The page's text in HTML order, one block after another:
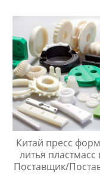
Китай пресс
литья пластмасс
Поставщик/